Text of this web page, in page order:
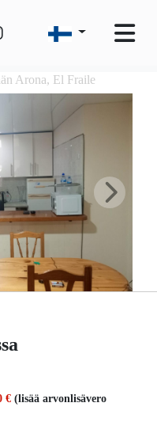
Arona, El Fraile
€ (lisää arvonlisävero